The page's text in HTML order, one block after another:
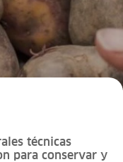
técnicas
para conservar y